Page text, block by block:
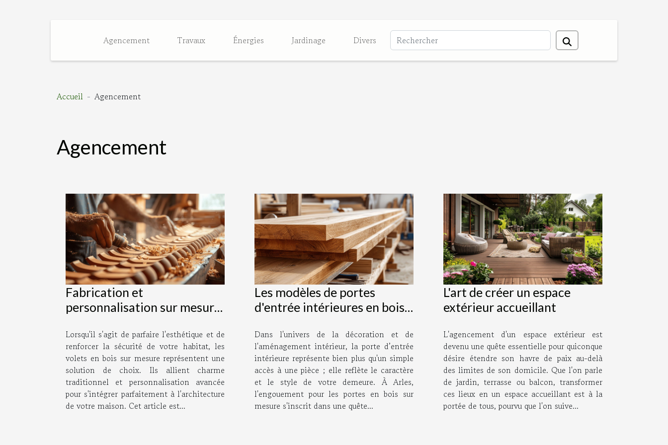
Agencement Travaux Énergies Jardinage Divers
Accueil Agencement
Agencement
Fabrication et
personnalisation sur mesure
complet pour choisir votre
modèle ideal
Lorsqu'il s'agit de parfaire l'esthétique et de
renforcer la sécurité de votre habitat, les
volets en bois sur mesure représentent une
solution de choix. Ils allient charme
traditionnel et personnalisation avancée
pour s'intégrer parfaitement à l'architecture
de votre maison. Cet article est...
Les modèles de portes
d'entrée intérieures en bois
matériaux modernes d'Arles
Dans l'univers de la décoration et de
l'aménagement intérieur, la porte d’entrée
intérieure représente bien plus qu'un simple
accès à une pièce ; elle reflète le caractère
et le style de votre demeure. À Arles,
l'engouement pour les portes en bois sur
mesure s'inscrit dans une quête...
L'art de créer un espace
extérieur accueillant
L'agencement d'un espace extérieur est
devenu une quête essentielle pour quiconque
désire étendre son havre de paix au-delà
des limites de son domicile. Que l'on parle
de jardin, terrasse ou balcon, transformer
ces lieux en un espace accueillant est à la
portée de tous, pourvu que l'on suive...